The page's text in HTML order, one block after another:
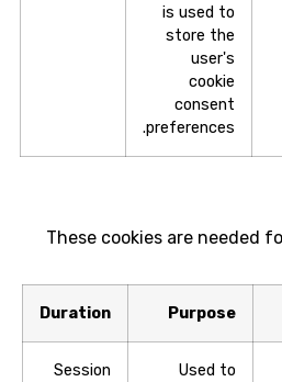
is used to
store the
user's
cookie
consent
preferences.
These cookies are needed
Purpose
Duration
Used to
Session